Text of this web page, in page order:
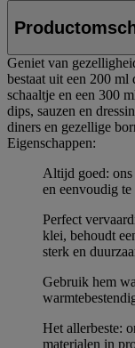
Geniet van
bestaat uit een 200
schaaltje en een 300
dips, sauzen en
diners en gezellige
Eigenschappen:
Altijd goed: ons
en eenvoudig te
Perfect
klei, behoudt
sterk en
Gebruik hem
Het allerbeste:
materialen in